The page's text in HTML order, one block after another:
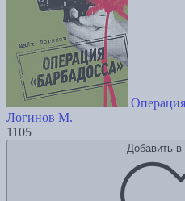
Логинов М.
1105
Добавить в